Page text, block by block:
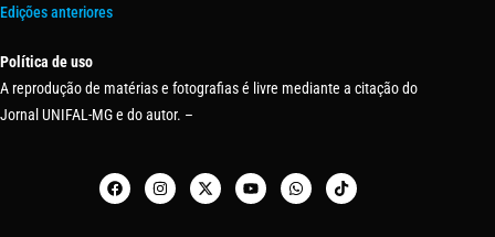
Edições anteriores
Política de uso
A reprodução de matérias e fotografias é livre mediante a citação do
Jornal UNIFAL-MG e do autor. –